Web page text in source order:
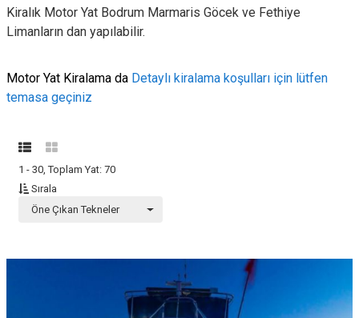
Kiralık Motor Yat Bodrum Marmaris Göcek ve Fethiye
Limanların dan yapılabilir.
Motor Yat Kiralama da Detaylı kiralama koşulları için lütfen
temasa geçiniz
1 - 30, Toplam Yat: 70
Sırala
Öne Çıkan Tekneler